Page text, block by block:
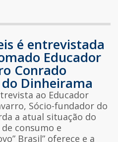
é entrevistada
Educador
Conrado
Dinheirama
ao Educador
Sócio-fundador do
a atual situação do
consumo e
Brasil” oferece e a